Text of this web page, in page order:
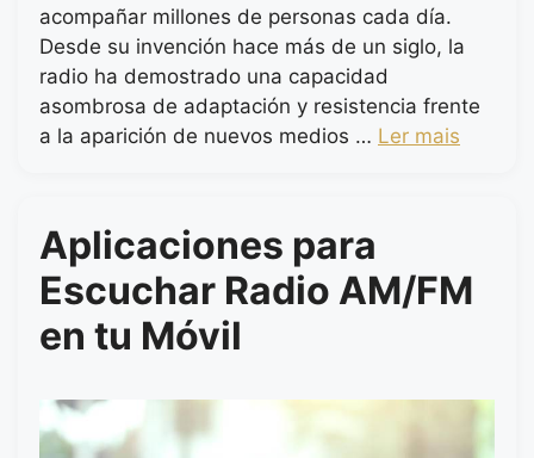
acompañar millones de personas cada día.
Desde su invención hace más de un siglo, la
radio ha demostrado una capacidad
asombrosa de adaptación y resistencia frente
a la aparición de nuevos medios … Ler mais
Aplicaciones para
Escuchar Radio AM/FM
en tu Móvil